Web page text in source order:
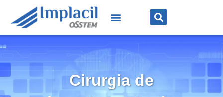
Cirurgia de